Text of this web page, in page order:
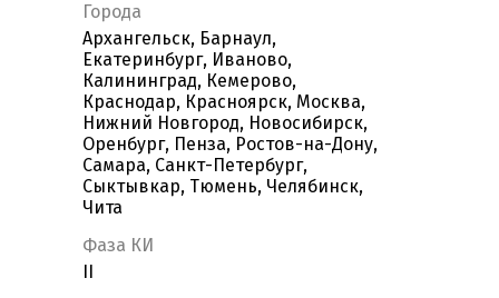
Города
Архангельск, Барнаул,
Екатеринбург, Иваново,
Калининград, Кемерово,
Краснодар, Красноярск, Москва,
Нижний Новгород, Новосибирск,
Оренбург, Пенза, Ростов-на-Дону,
Самара, Санкт-Петербург,
Сыктывкар, Тюмень, Челябинск,
Чита
Фаза КИ